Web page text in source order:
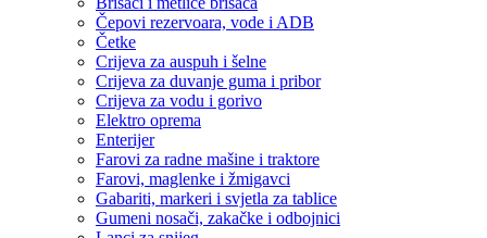
Čepovi rezervoara, vode i ADB
Četke
Crijeva za auspuh i šelne
Crijeva za duvanje guma i pribor
Crijeva za vodu i gorivo
Elektro oprema
Enterijer
Farovi za radne mašine i traktore
Farovi, maglenke i žmigavci
Gabariti, markeri i svjetla za tablice
Gumeni nosači, zakačke i odbojnici